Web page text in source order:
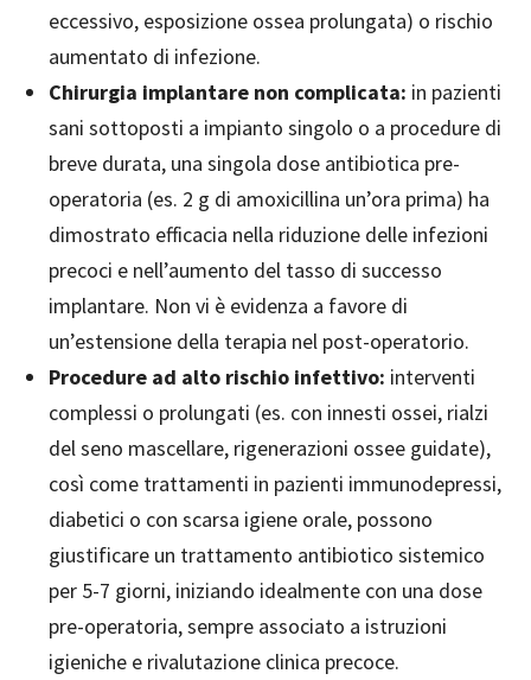
eccessivo, esposizione ossea prolungata) o rischio
aumentato di infezione.
Chirurgia implantare non complicata: in pazienti
sani sottoposti a impianto singolo o a procedure di
breve durata, una singola dose antibiotica pre-
operatoria (es. 2 g di amoxicillina un’ora prima) ha
dimostrato efficacia nella riduzione delle infezioni
precoci e nell’aumento del tasso di successo
implantare. Non vi è evidenza a favore di
un’estensione della terapia nel post-operatorio.
Procedure ad alto rischio infettivo: interventi
complessi o prolungati (es. con innesti ossei, rialzi
del seno mascellare, rigenerazioni ossee guidate),
così come trattamenti in pazienti immunodepressi,
diabetici o con scarsa igiene orale, possono
giustificare un trattamento antibiotico sistemico
per 5-7 giorni, iniziando idealmente con una dose
pre-operatoria, sempre associato a istruzioni
igieniche e rivalutazione clinica precoce.